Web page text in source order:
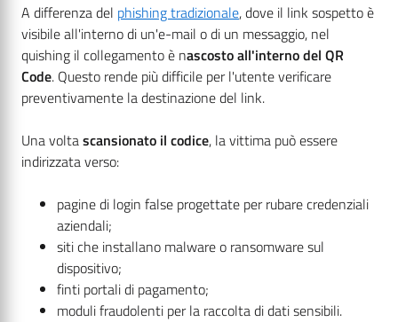
A differenza del phishing tradizionale, dove il link sospetto è
visibile all'interno di un'e-mail o di un messaggio, nel
quishing il collegamento è nascosto all'interno del QR
Code. Questo rende più difficile per l'utente verificare
preventivamente la destinazione del link.
Una voltascansionato il codice, la vittima può essere
indirizzata verso:
pagine di login false progettate per rubare credenziali
aziendali;
siti che installano malware o ransomware sul
dispositivo;
finti portali di pagamento;
moduli fraudolenti per la raccolta di dati sensibili.